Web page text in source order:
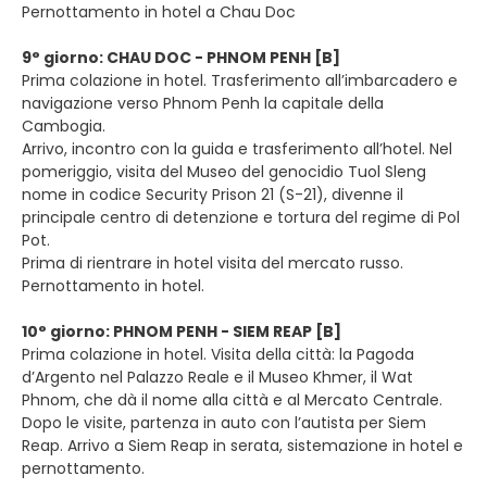
Pernottamento in hotel a Chau Doc
9° giorno: CHAU DOC - PHNOM PENH [B]
Prima colazione in hotel. Trasferimento all’imbarcadero e
navigazione verso Phnom Penh la capitale della
Cambogia.
Arrivo, incontro con la guida e trasferimento all’hotel. Nel
pomeriggio, visita del Museo del genocidio Tuol Sleng
nome in codice Security Prison 21 (S-21), divenne il
principale centro di detenzione e tortura del regime di Pol
Pot.
Prima di rientrare in hotel visita del mercato russo.
Pernottamento in hotel.
10° giorno: PHNOM PENH - SIEM REAP [B]
Prima colazione in hotel. Visita della città: la Pagoda
d’Argento nel Palazzo Reale e il Museo Khmer, il Wat
Phnom, che dà il nome alla città e al Mercato Centrale.
Dopo le visite, partenza in auto con l’autista per Siem
Reap. Arrivo a Siem Reap in serata, sistemazione in hotel e
pernottamento.